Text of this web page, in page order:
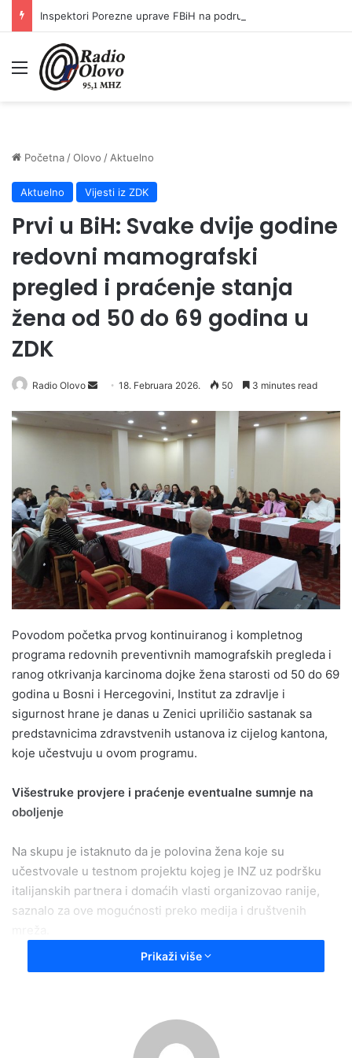
Meni
Početna /Olovo / Aktuelno
Aktuelno Vijesti iz ZDK
Prvi u BiH: Svake dvije godine
redovni mamografski
pregled i praćenje stanja
žena od 50 do 69 godina u
ZDK
Radio Olovo
n
n
e
m
a
l
18. Februara 2026. 50 3 minutes read
Povodom početka prvog kontinuiranog i kompletnog
programa redovnih preventivnih mamografskih pregleda i
ranog otkrivanja karcinoma dojke žena starosti od 50 do 69
godina u Bosni i Hercegovini, Institut za zdravlje i
sigurnost hrane je danas u Zenici upriličio sastanak sa
predstavnicima zdravstvenih ustanova iz cijelog kantona,
koje učestvuju u ovom programu.
Višestruke provjere i praćenje eventualne sumnje na
oboljenje
Na skupu je istaknuto da je polovina žena koje su
učestvovale u testnom projektu kojeg je INZ uz podršku
italijanskih partnera i domaćih vlasti organizovao ranije,
saznalo za ove mogućnosti preko medija i društvenih
– Ovo zbog čega smo se danas ovdje okupili je velika priča
saradnju s našim italijanskim partnerima regijom Piemonte,
organizacijom Rete, a finansirano strane italijanske
Prikaži više